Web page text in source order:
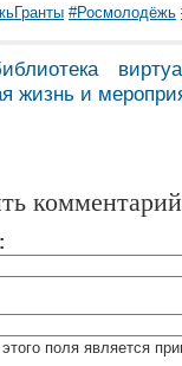
#Росмолодёжь
жизнь и
комментарий
поля является